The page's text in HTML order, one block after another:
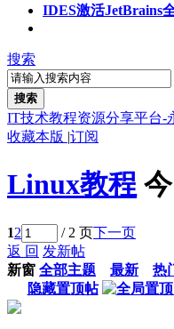
IDES激活JetBrains
搜索
搜索
IT技术教程资源分享平台-
收藏本版 |订阅
Linux教程
12 / 2 页下一页
返 回 发新帖
新窗 全部主题 最新 热
隐藏置顶帖